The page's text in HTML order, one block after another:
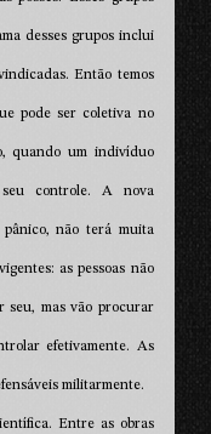
desses grupos inclui
Então temos
pode ser coletiva no
quando um indivíduo
controle. A nova
pânico, não terá muita
as pessoas não
seu, mas vão procurar
efetivamente. As
militarmente.
Entre as obras